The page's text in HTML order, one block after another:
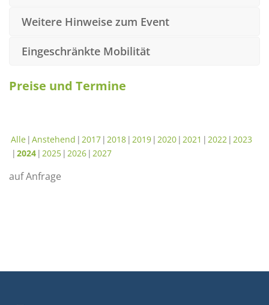
Weitere Hinweise zum Event
Eingeschränkte Mobilität
Preise und Termine
Alle Anstehend 2017 2018 2019 2020 2021 2022 2023
2024 2025 2026 2027
auf Anfrage